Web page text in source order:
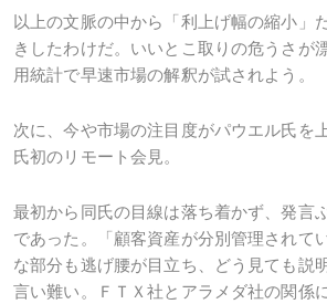
以上の文脈の中から「利上げ幅の縮小」
きしたわけだ。いいとこ取りの危うさが
用統計で早速市場の解釈が試されよう。
次に、今や市場の注目度がパウエル氏を
氏初のリモート会見。
最初から同氏の目線は落ち着かず、発言
であった。「顧客資産が分別管理されて
な部分も逃げ腰が目立ち、どう見ても説
言い難い。ＦＴＸ社とアラメダ社の関係